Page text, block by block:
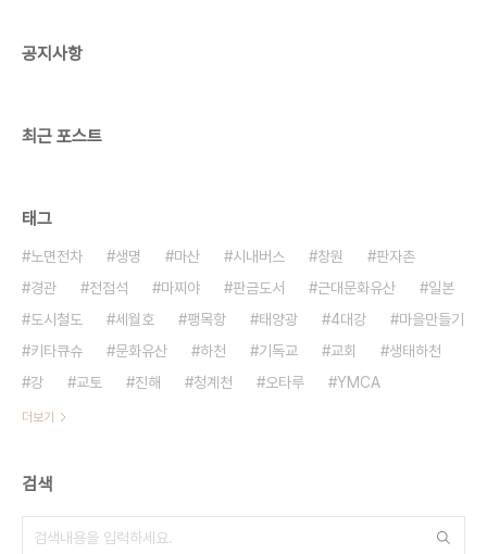
16개 교육청 가운데 3위를 기록하여 우수라고 평가
공지사항
최근 포스트
태그
노면전차 생명 마산 시내버스 창원
판자촌
경관
전점석 마찌야 판금도서 근대문화유산
일본
도시철도
세월호 팽목항 태양광 4대강
마을만들기
키타큐슈
문화유산 하천 기독교 교회
생태하천
강
교토 진해 청계천 오타루 YMCA
더보기
검색